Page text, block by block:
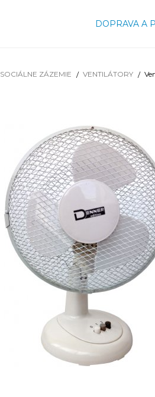
DOPRAVA A
SOCIÁLNE ZÁZEMIE VENTILÁTORY